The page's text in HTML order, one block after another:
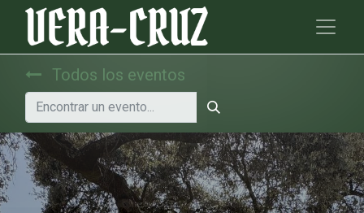
Todos los eventos